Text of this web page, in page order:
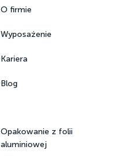
O firmie
Wyposażenie
Kariera
Blog
Opakowanie z folii
aluminiowej